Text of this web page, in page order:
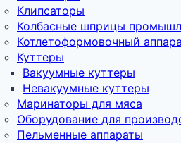
Клипсаторы
Колбасные шприцы
Котлетоформовочный
Куттеры
Вакуумные куттеры
Невакуумные куттеры
Маринаторы для мяса
Оборудование для
Пельменные аппараты